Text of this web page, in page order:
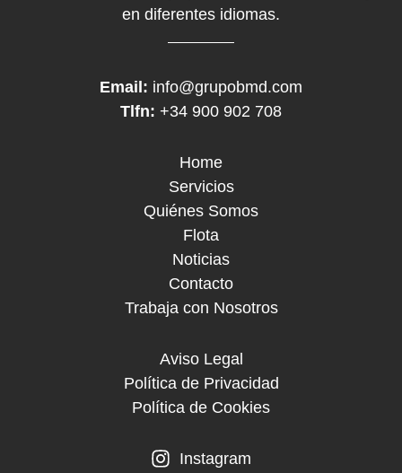
en diferentes idiomas.
Email: info@grupobmd.com
Tlfn: +34 900 902 708
Home
Servicios
Quiénes Somos
Flota
Noticias
Contacto
Trabaja con Nosotros
Aviso Legal
Política de Privacidad
Política de Cookies
Instagram